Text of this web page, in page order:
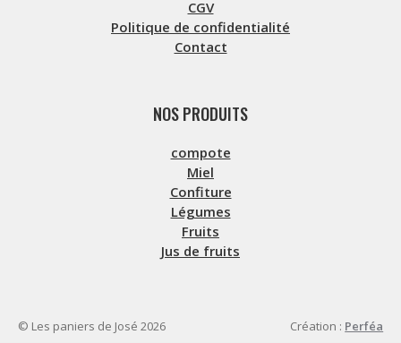
CGV
Politique de confidentialité
Contact
NOS PRODUITS
compote
Miel
Confiture
Légumes
Fruits
Jus de fruits
© Les paniers de José 2026 Création : Perféa